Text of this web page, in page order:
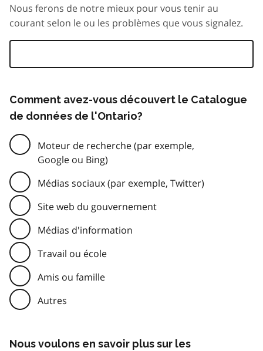
Nous ferons de notre mieux pour vous tenir au
courant selon le ou les problèmes que vous signalez.
Comment avez-vous découvert le Catalogue
de données de l'Ontario?
Moteur de recherche (par exemple,
Google ou Bing)
Médias sociaux (par exemple, Twitter)
Site web du gouvernement
Médias d'information
Travail ou école
Amis ou famille
Autres
Nous voulons en savoir plus sur les